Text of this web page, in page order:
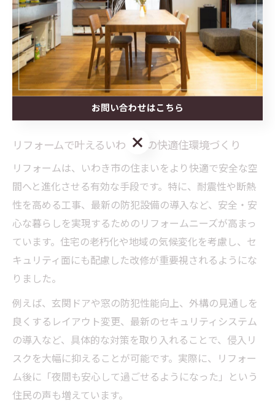
安全性と快適性を両立させた住環境づくりを目指しまし
ょう。
福島県いわき市における住環境
向上の秘訣
リフォームで叶えるいわき市の快適住環境づくり
リフォームは、いわき市の住まいをより快適で安全な空
間へと進化させる有効な手段です。特に、耐震性や断熱
性を高める工事、最新の防犯設備の導入など、安全・安
心な暮らしを実現するためのリフォームニーズが高まっ
ています。住宅の老朽化や地域の気候変化を考慮し、セ
キュリティ面にも配慮した改修が重要視されるようにな
りました。
例えば、玄関ドアや窓の防犯性能向上、外構の見通しを
良くするレイアウト変更、最新のセキュリティシステム
の導入など、具体的な対策を取り入れることで、侵入リ
スクを大幅に抑えることが可能です。実際に、リフォー
ム後に「夜間も安心して過ごせるようになった」という
住民の声も増えています。
お問い合わせはこちら
お問い合わせはこちら